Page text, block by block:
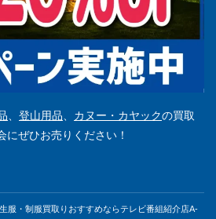
登山用品 カヌー・カヤックの買取
ぜひお売りください！
服・制服買取りおすすめならテレビ番組紹介店A-